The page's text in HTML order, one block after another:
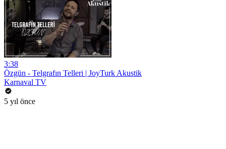
3:38
Özgün - Telgrafın Telleri | JoyTurk Akustik
Karnaval TV
5 yıl önce